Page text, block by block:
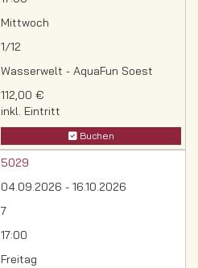
Mittwoch
1/12
Wasserwelt - AquaFun Soest
112,00 €
inkl. Eintritt
Buchen
5029
04.09.2026 - 16.10.2026
7
17:00
Freitag